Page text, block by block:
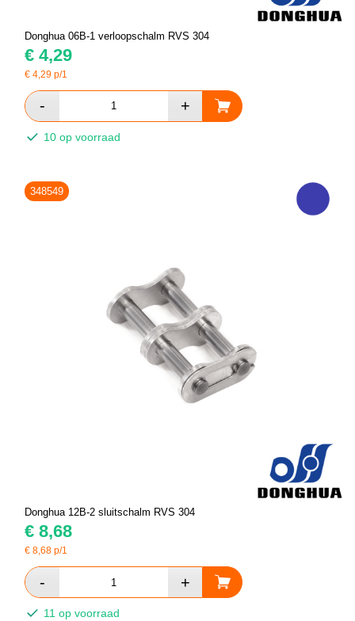
Donghua 06B-1 verloopschalm RVS 304
€ 4,29
€4,29 p/1
10 op voorraad
348549
Donghua 12B-2 sluitschalm RVS 304
€ 8,68
€8,68 p/1
11 op voorraad